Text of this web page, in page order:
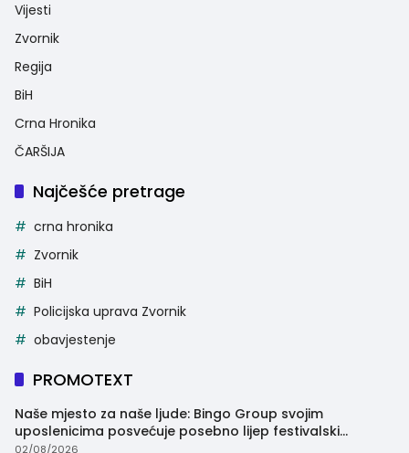
Vijesti
Zvornik
Regija
BiH
Crna Hronika
ČARŠIJA
Najčešće pretrage
crna hronika
Zvornik
BiH
Policijska uprava Zvornik
obavjestenje
PROMOTEXT
Naše mjesto za naše ljude: Bingo Group svojim
uposlenicima posvećuje posebno lijep festivalski
trenutak
02/08/2026